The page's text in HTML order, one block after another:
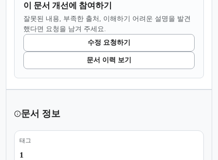
이 문서 개선에 참여하기
잘못된 내용, 부족한 출처, 이해하기 어려운 설명을 발견
했다면 요청을 남겨 주세요.
수정 요청하기
문서 이력 보기
문서 정보
태그
1